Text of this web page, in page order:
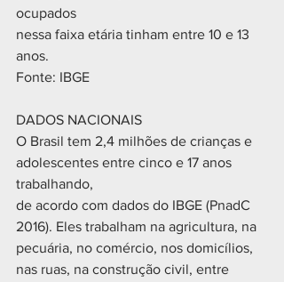
ocupados
nessa faixa etária tinham entre 10 e 13
anos.
Fonte: IBGE
DADOS NACIONAIS
O Brasil tem 2,4 milhões de crianças e
adolescentes entre cinco e 17 anos
trabalhando,
de acordo com dados do IBGE (PnadC
2016). Eles trabalham na agricultura, na
pecuária, no comércio, nos domicílios,
nas ruas, na construção civil, entre